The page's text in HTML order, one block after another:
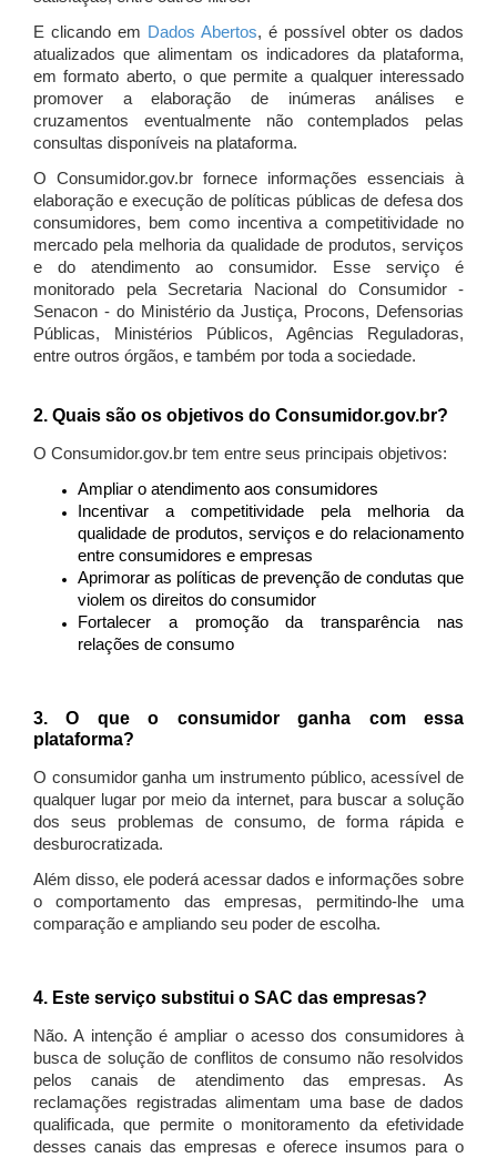
E clicando em Dados Abertos, é possível obter os dados
atualizados que alimentam os indicadores da plataforma,
em formato aberto, o que permite a qualquer interessado
promover a elaboração de inúmeras análises e
cruzamentos eventualmente não contemplados pelas
consultas disponíveis na plataforma.
O Consumidor.gov.br fornece informações essenciais à
elaboração e execução de políticas públicas de defesa dos
consumidores, bem como incentiva a competitividade no
mercado pela melhoria da qualidade de produtos, serviços
e do atendimento ao consumidor. Esse serviço é
monitorado pela Secretaria Nacional do Consumidor -
Senacon - do Ministério da Justiça, Procons, Defensorias
Públicas, Ministérios Públicos, Agências Reguladoras,
entre outros órgãos, e também por toda a sociedade.
2. Quais são os objetivos do Consumidor.gov.br?
O Consumidor.gov.br tem entre seus principais objetivos:
Ampliar o atendimento aos consumidores
Incentivar a competitividade pela melhoria da
qualidade de produtos, serviços e do relacionamento
entre consumidores e empresas
Aprimorar as políticas de prevenção de condutas que
violem os direitos do consumidor
Fortalecer a promoção da transparência nas
relações de consumo
3. O que o consumidor ganha com essa
plataforma?
O consumidor ganha um instrumento público, acessível de
qualquer lugar por meio da internet, para buscar a solução
dos seus problemas de consumo, de forma rápida e
desburocratizada.
Além disso, ele poderá acessar dados e informações sobre
o comportamento das empresas, permitindo-lhe uma
comparação e ampliando seu poder de escolha.
4. Este serviço substitui o SAC das empresas?
Não. A intenção é ampliar o acesso dos consumidores à
busca de solução de conflitos de consumo não resolvidos
pelos canais de atendimento das empresas. As
reclamações registradas alimentam uma base de dados
qualificada, que permite o monitoramento da efetividade
desses canais das empresas e oferece insumos para o